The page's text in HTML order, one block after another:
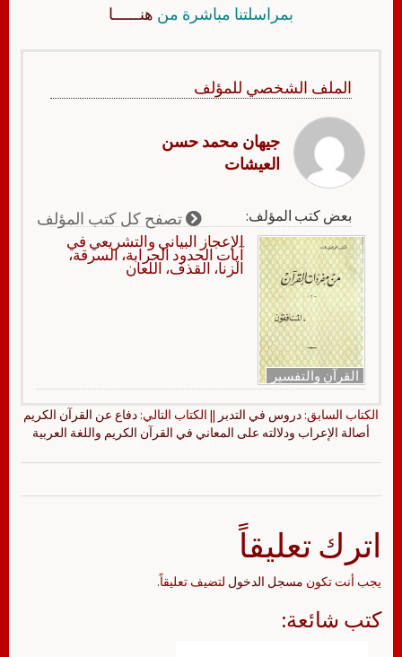
بمراسلتنا مباشرة من هنــــــا
الملف الشخصي للمؤلف
جيهان محمد حسن
العيشات
بعض كتب المؤلف: تصفح كل كتب المؤلف
القرآن والتفسير
الإعجاز البياني والتشريعي في
آيات الحدود الحرابة، السرقة،
الزنا، القذف، اللعان
الكتاب السابق: دروس في التدبر || الكتاب التالي: دفاع عن القرآن الكريم
أصالة الإعراب ودلالته على المعاني في القرآن الكريم واللغة العربية
اترك تعليقاً
يجب أنت تكون مسجل الدخول لتضيف تعليقاً.
كتب شائعة: